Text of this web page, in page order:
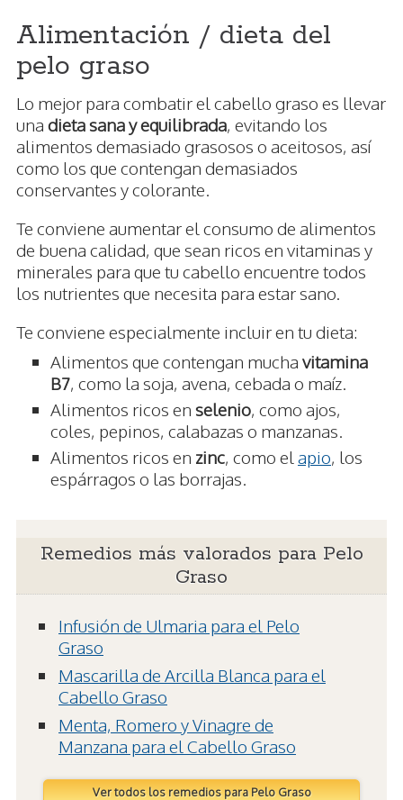
Alimentación / dieta del
pelo graso
Lo mejor para combatir el cabello graso es llevar
una dieta sana y equilibrada, evitando los
alimentos demasiado grasosos o aceitosos, así
como los que contengan demasiados
conservantes y colorante.
Te conviene aumentar el consumo de alimentos
de buena calidad, que sean ricos en vitaminas y
minerales para que tu cabello encuentre todos
los nutrientes que necesita para estar sano.
Te conviene especialmente incluir en tu dieta:
Alimentos que contengan mucha vitamina
B7, como la soja, avena, cebada o maíz.
Alimentos ricos en selenio, como ajos,
coles, pepinos, calabazas o manzanas.
Alimentos ricos en zinc, como el apio, los
espárragos o las borrajas.
Remedios más valorados para Pelo
Graso
Infusión de Ulmaria para el Pelo
Graso
Mascarilla de Arcilla Blanca para el
Cabello Graso
Menta, Romero y Vinagre de
Manzana para el Cabello Graso
Ver todos los remedios para Pelo Graso